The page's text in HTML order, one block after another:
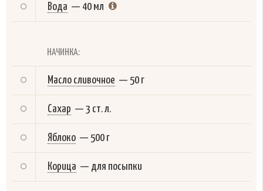
Вода — 40 мл
НАЧИНКА:
Масло сливочное — 50 г
Сахар — 3 ст. л.
Яблоко — 500 г
Корица — для посыпки